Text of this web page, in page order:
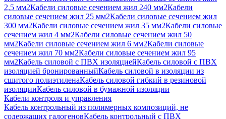
2,5 мм2Кабели силовые сечением жил 240 мм2Кабели
силовые сечением жил 25 мм2Кабели силовые сечением жил
300 мм2Кабели силовые сечением жил 35 мм2Кабели силовые
сечением жил 4 мм2Кабели силовые сечением жил 50
мм2Кабели силовые сечением жил 6 мм2Кабели силовые
сечением жил 70 мм2Кабели силовые сечением жил 95
мм2Кабель силовой с ПВХ изоляциейКабель силовой с ПВХ
изоляцией бронированныйКабель силовой в изоляции из
сшитого полиэтиленаКабель силовой гибкий в резиновой
изоляцииКабель силовой в бумажной изоляции
Кабели контроля и управления
Кабель контрольный из полимерных композиций, не
содержащих галогеновКабель контрольный с ПВХ